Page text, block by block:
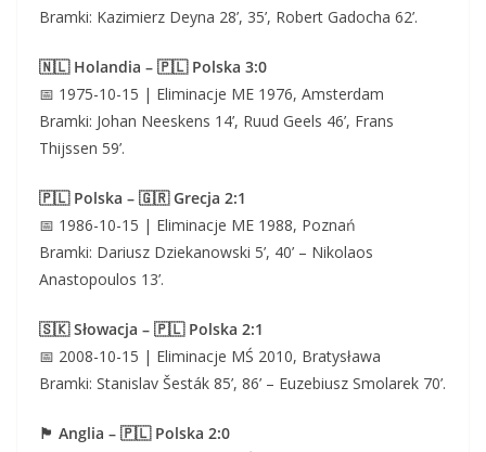
Bramki: Kazimierz Deyna 28’, 35’, Robert Gadocha 62’.
🇳🇱 Holandia – 🇵🇱 Polska 3:0
📅 1975-10-15 | Eliminacje ME 1976, Amsterdam
Bramki: Johan Neeskens 14’, Ruud Geels 46’, Frans
Thijssen 59’.
🇵🇱 Polska – 🇬🇷 Grecja 2:1
📅 1986-10-15 | Eliminacje ME 1988, Poznań
Bramki: Dariusz Dziekanowski 5’, 40’ – Nikolaos
Anastopoulos 13’.
🇸🇰 Słowacja – 🇵🇱 Polska 2:1
📅 2008-10-15 | Eliminacje MŚ 2010, Bratysława
Bramki: Stanislav Šesták 85’, 86’ – Euzebiusz Smolarek 70’.
🏴 Anglia – 🇵🇱 Polska 2:0